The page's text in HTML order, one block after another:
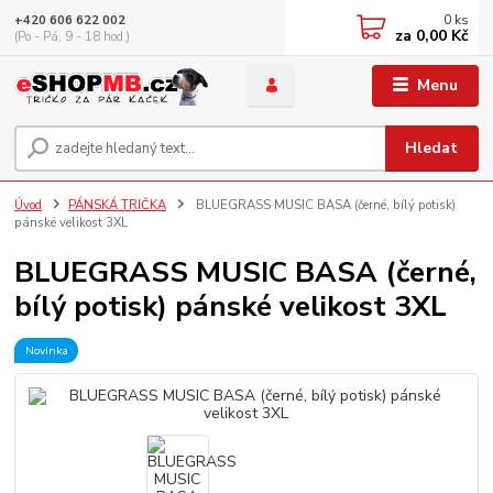
Menu
Hledat
+420 606 622 002
(Po - Pá, 9 - 18 hod.)
0 ks
za 0,00 Kč
Úvod PÁNSKÁ TRIČKA
BLUEGRASS MUSIC BASA (černé, bílý potisk)
pánské velikost 3XL
BLUEGRASS MUSIC BASA (černé,
bílý potisk) pánské velikost 3XL
Novinka